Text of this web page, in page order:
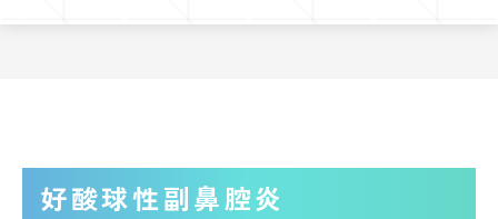
好酸球性副鼻腔炎